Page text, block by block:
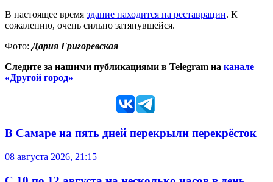
В настоящее время здание находится на реставрации. К
сожалению, очень сильно затянувшейся.
Фото:Дария Григоревская
Следите за нашими публикациями в Telegram на канале
«Другой город»
В Самаре на пять дней перекрыли перекрёсток
08 августа 2026, 21:15